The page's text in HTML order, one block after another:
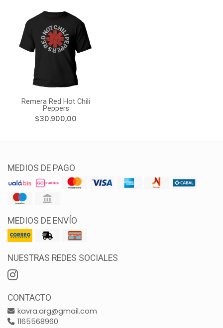
Remera Red Hot Chili
Peppers
$30.900,00
MEDIOS DE PAGO
MEDIOS DE ENVÍO
NUESTRAS REDES SOCIALES
CONTACTO
kavra.arg@gmail.com
1165568960